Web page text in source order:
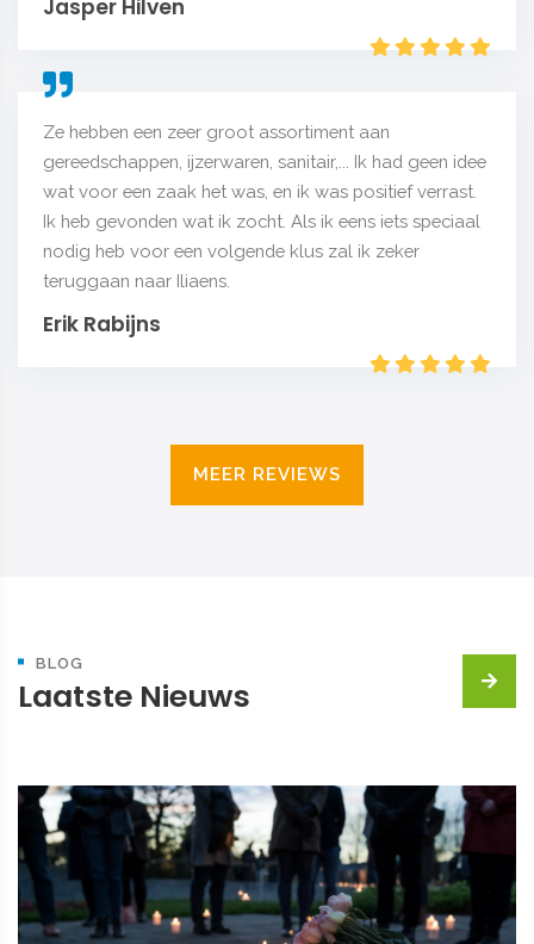
Jasper Hilven
Erik Rabijns
Ze hebben een zeer groot assortiment aan
gereedschappen, ijzerwaren, sanitair,... Ik had geen idee
wat voor een zaak het was, en ik was positief verrast.
Ik heb gevonden wat ik zocht. Als ik eens iets speciaal
nodig heb voor een volgende klus zal ik zeker
teruggaan naar Iliaens.
MEER REVIEWS
BLOG
Laatste Nieuws